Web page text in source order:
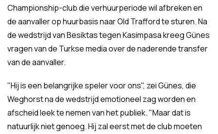
Championship-club die verhuurperiode wil afbreken en
de aanvaller op huurbasis naar Old Trafford te sturen. Na
de wedstrijd van Besiktas tegen Kasimpasa kreeg Günes
vragen van de Turkse media over de naderende transfer
van de aanvaller.
"Hij is een belangrijke speler voor ons", zei Günes, die
Weghorst na de wedstrijd emotioneel zag worden en
afscheid leek te nemen van het publiek. "Maar dat is
natuurlijk niet genoeg. Hij zal eerst met de club moeten